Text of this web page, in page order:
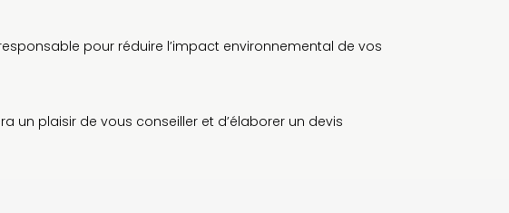
pour réduire l’impact environnemental de vos
un plaisir de vous conseiller et d’élaborer un devis